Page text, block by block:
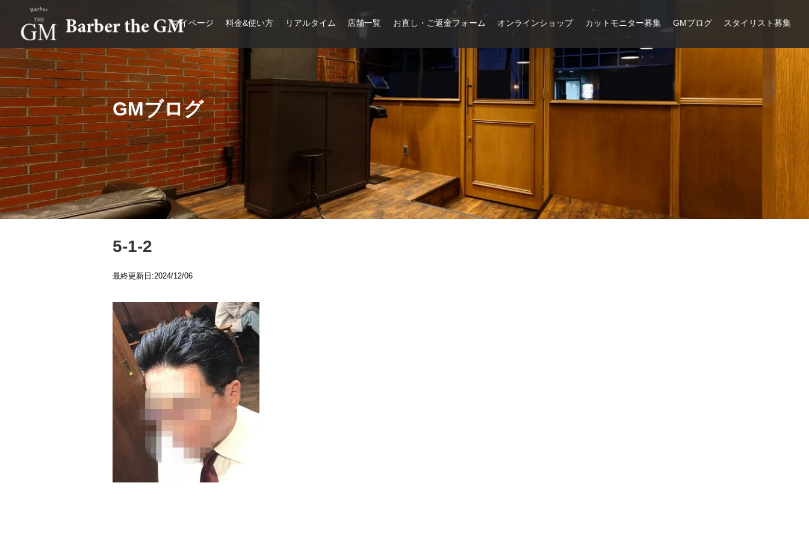
大阪・本町｜大人の散髪屋
マイページ 料金&使い方 リアルタイム 店舗一覧 お直し・ご返金フォーム オンラインショップ カットモニター募集 GMブログ スタイリスト募集
GMブログ
5-1-2
最終更新日:2024/12/06